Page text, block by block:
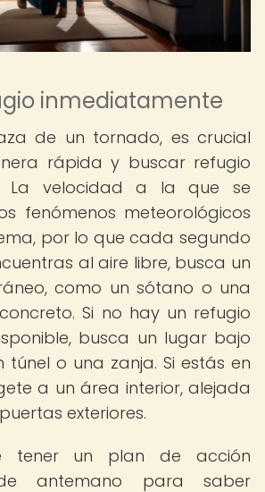
inmediatamente
de un tornado, es crucial
rápida y buscar refugio
La velocidad a la que se
fenómenos meteorológicos
por lo que cada segundo
al aire libre, busca un
como un sótano o una
Si no hay un refugio
busca un lugar bajo
túnel o una zanja. Si estás en
a un área interior, alejada
exteriores.
tener un plan de acción
antemano para saber